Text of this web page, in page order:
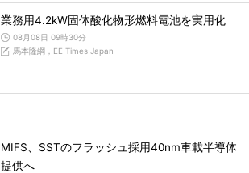
業務用4.2kW固体酸化物形燃料電池を実用化
08月08日 09時30分
馬本隆綱，EE Times Japan
MIFS、SSTのフラッシュ採用40nm車載半導体
提供へ